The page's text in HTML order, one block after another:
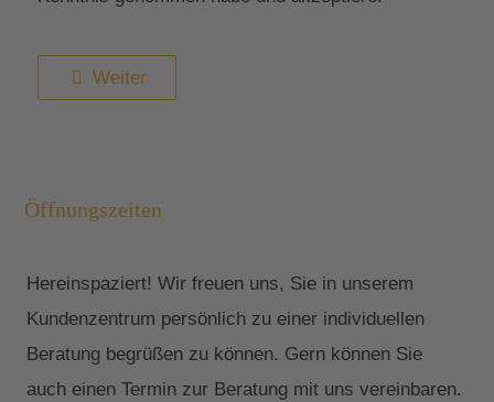
Weiter
Öffnungszeiten
Hereinspaziert! Wir freuen uns, Sie in unserem
Kundenzentrum persönlich zu einer individuellen
Beratung begrüßen zu können. Gern können Sie
auch einen Termin zur Beratung mit uns vereinbaren.